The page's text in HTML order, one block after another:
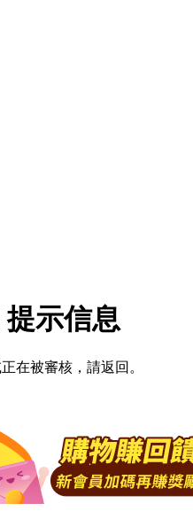
示信息
在被審核，請返回。